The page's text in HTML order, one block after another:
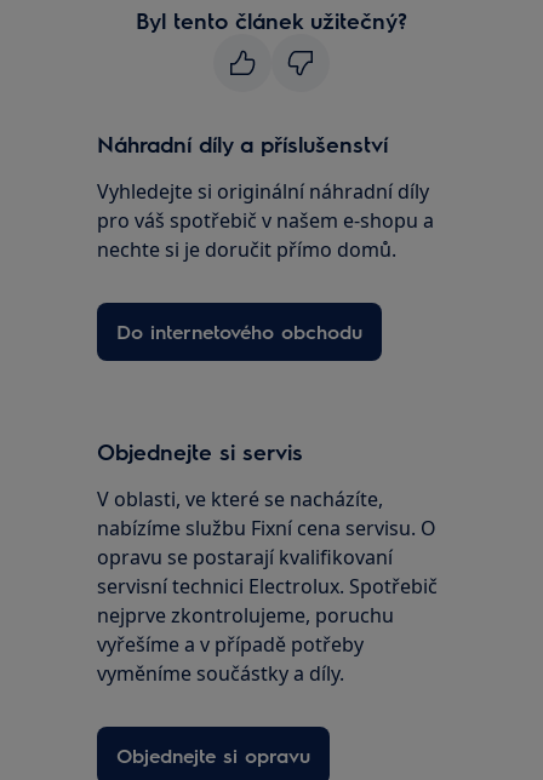
Byl tento článek užitečný?
Náhradní díly a příslušenství
Vyhledejte si originální náhradní díly
pro váš spotřebič v našem e-shopu a
nechte si je doručit přímo domů.
Do internetového obchodu
Objednejte si servis
V oblasti, ve které se nacházíte,
nabízíme službu Fixní cena servisu. O
opravu se postarají kvalifikovaní
servisní technici Electrolux. Spotřebič
nejprve zkontrolujeme, poruchu
vyřešíme a v případě potřeby
vyměníme součástky a díly.
Objednejte si opravu